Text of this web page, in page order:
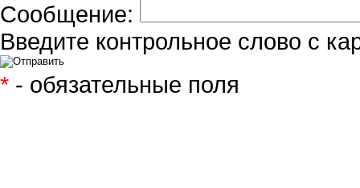
Сообщение:
Введите контрольное слово с
* - обязательные поля